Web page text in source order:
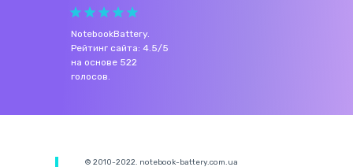
NotebookBattery.
Рейтинг сайта: 4.5/5
на основе 522
голосов.
© 2010-2022. notebook-battery.com.ua